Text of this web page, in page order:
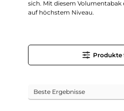
sich. Mit diesem Volumentabak
auf höchstem Niveau.
Produkte